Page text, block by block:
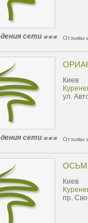
сети Отзывы
Киев
ул.
сети Отзывы
Киев
пр.